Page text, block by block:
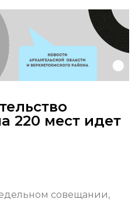
220 мест идет
совещании,